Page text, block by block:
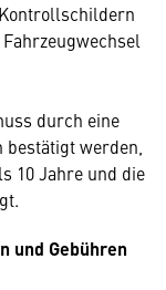
durch eine
werden,
10 Jahre und die
und Gebühren